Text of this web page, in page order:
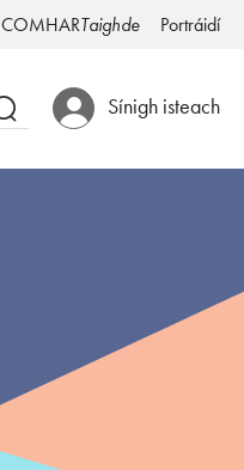
COMHARTaighde Portráidí
Sínigh isteach